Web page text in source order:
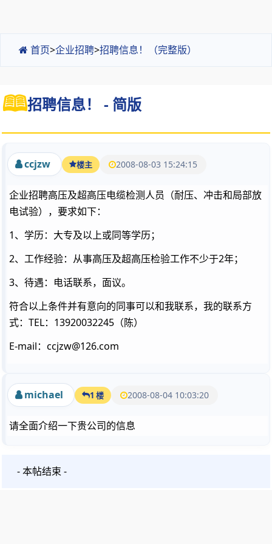
首页>企业招聘>招聘信息！（完整版）
招聘信息！ - 简版
ccjzw 楼主 2008-08-03 15:24:15
企业招聘高压及超高压电缆检测人员（耐压、冲击和局部放
电试验），要求如下：
1、学历：大专及以上或同等学历；
2、工作经验：从事高压及超高压检验工作不少于2年；
3、待遇：电话联系，面议。
符合以上条件并有意向的同事可以和我联系，我的联系方
式：TEL：13920032245（陈）
E-mail：ccjzw@126.com
michael 1 楼 2008-08-04 10:03:20
请全面介绍一下贵公司的信息
- 本帖结束 -